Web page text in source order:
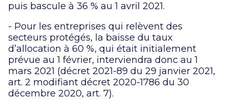
puis bascule à 36 % au 1 avril 2021.
- Pour les entreprises qui relèvent des
secteurs protégés, la baisse du taux
d’allocation à 60 %, qui était initialement
prévue au 1 février, interviendra donc au 1
mars 2021 (décret 2021-89 du 29 janvier 2021,
art. 2 modifiant décret 2020-1786 du 30
décembre 2020, art. 7).